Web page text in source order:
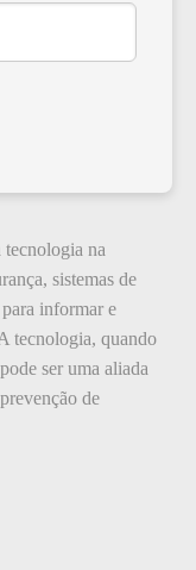
tecnologia na
sistemas de
informar e
tecnologia, quando
ser uma aliada
de